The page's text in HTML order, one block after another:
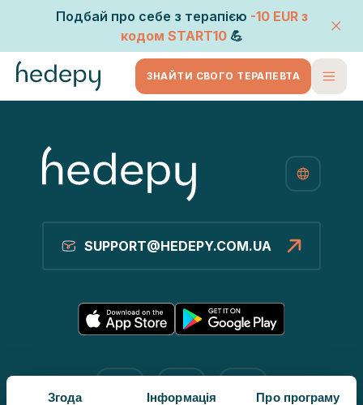
Згода Інформація Про програму
Подбай про себе з терапією -10 EURз
кодом START10💪
ЗНАЙТИ СВОГО ТЕРАПЕВТА
SUPPORT@HEDEPY.COM.UA